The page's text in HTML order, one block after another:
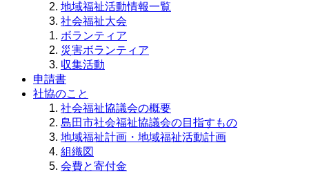
地域福祉活動情報一覧
社会福祉大会
ボランティア
災害ボランティア
収集活動
申請書
社協のこと
社会福祉協議会の概要
島田市社会福祉協議会の目指すもの
地域福祉計画・地域福祉活動計画
組織図
会費と寄付金